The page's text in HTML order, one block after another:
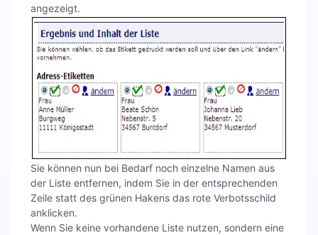
angezeigt.
Sie können nun bei Bedarf noch einzelne Namen aus
der Liste entfernen, indem Sie in der entsprechenden
Zeile statt des grünen Hakens das rote Verbotsschild
anklicken.
Wenn Sie keine vorhandene Liste nutzen, sondern eine